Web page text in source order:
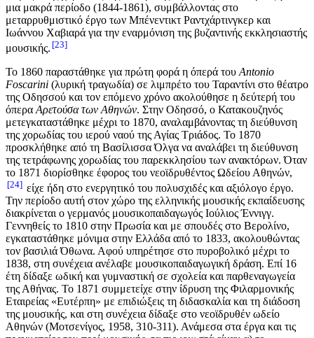
μια μακρά περίοδο (1844-1861), συμβάλλοντας στο
μεταρρυθμιστικό έργο των Μπένεντικτ Ραντχάρτινγκερ και
Ιωάννου Χαβιαρά για την εναρμόνιση της βυζαντινής εκκλησιαστής
μουσικής. 23
Το 1860 παραστάθηκε για πρώτη φορά η όπερά του Antonio
Foscarini (λυρική τραγωδία) σε λιμπρέτο του Ταραντίνι στο θέατρο
της Οδησσού και τον επόμενο χρόνο ακολούθησε η δεύτερή του
όπερα Αρετούσα των Αθηνών. Στην Οδησσό, ο Κατακουζηνός
μετεγκαταστάθηκε μέχρι το 1870, αναλαμβάνοντας τη διεύθυνση
της χορωδίας του ιερού ναού της Αγίας Τριάδος. Το 1870
προσκλήθηκε από τη Βασίλισσα Όλγα να αναλάβει τη διεύθυνση
της τετράφωνης χορωδίας του παρεκκλησίου των ανακτόρων. Όταν
το 1871 διορίσθηκε έφορος του νεοϊδρυθέντος Ωδείου Αθηνών,
24
είχε ήδη στο ενεργητικό του πολυσχιδές και αξιόλογο έργο.
Την περίοδο αυτή στον χώρο της ελληνικής μουσικής εκπαίδευσης
διακρίνεται ο γερμανός μουσικοπαιδαγωγός Ιούλιος Έννιγγ.
Γεννηθείς το 1810 στην Πρωσία και με σπουδές στο Βερολίνο,
εγκαταστάθηκε μόνιμα στην Ελλάδα από το 1833, ακoλουθώντας
τον βασιλιά Όθωνα. Αφού υπηρέτησε στο πυροβολικό μέχρι το
1838, στη συνέχεια ανέλαβε μουσικοπαιδαγωγική δράση. Επί 16
έτη δίδαξε ωδική και γυμναστική σε σχολεία και παρθεναγωγεία
της Αθήνας. Το 1871 συμμετείχε στην ίδρυση της Φιλαρμονικής
Εταιρείας «Ευτέρπη» με επιδιώξεις τη διδασκαλία και τη διάδοση
της μουσικής, και στη συνέχεια δίδαξε στο νεοϊδρυθέν ωδείο
Αθηνών (Μοτσενίγος, 1958, 310-311). Ανάμεσα στα έργα και τις